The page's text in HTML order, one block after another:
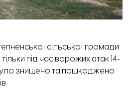
сільської громади
під час ворожих атак 14-
знищено та пошкоджено